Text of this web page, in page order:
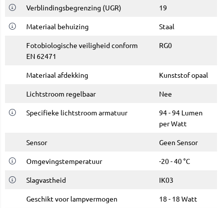
Verblindingsbegrenzing (UGR) 19
Materiaal behuizing Staal
Fotobiologische veiligheid conform
EN 62471
RG0
Materiaal afdekking Kunststof opaal
Lichtstroom regelbaar Nee
Specifieke lichtstroom armatuur
94 - 94 Lumen
per Watt
Sensor Geen Sensor
Omgevingstemperatuur -20 - 40 °C
Slagvastheid IK03
Geschikt voor lampvermogen 18 - 18 Watt